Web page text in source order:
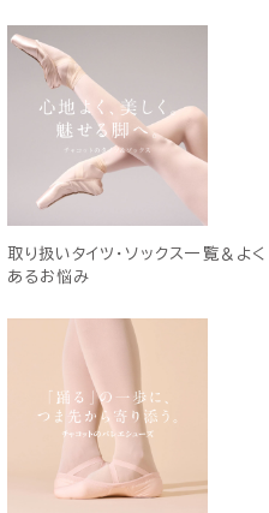
取り扱いタイツ・ソックス一覧＆よく
あるお悩み